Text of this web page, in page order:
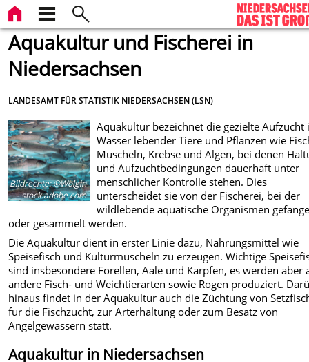
Aquakultur und Fischerei in
Niedersachsen
LANDESAMT FÜR STATISTIK NIEDERSACHSEN (LSN)
Bildrechte:©Wolgin
- stock.adobe.com
Aquakultur bezeichnet die gezielte Aufzucht
Wasser lebender Tiere und Pflanzen wie
Muscheln, Krebse und Algen, bei denen
und Aufzuchtbedingungen dauerhaft unter
menschlicher Kontrolle stehen. Dies
unterscheidet sie von der Fischerei, bei der
wildlebende aquatische Organismen
oder gesammelt werden.
Die Aquakultur dient in erster Linie dazu, Nahrungsmittel wie
Speisefisch und Kulturmuscheln zu erzeugen. Wichtige
sind insbesondere Forellen, Aale und Karpfen, es werden aber
andere Fisch- und Weichtierarten sowie Rogen produziert.
hinaus findet in der Aquakultur auch die Züchtung von
für die Fischzucht, zur Arterhaltung oder zum Besatz von
Angelgewässern statt.
Aquakultur in Niedersachsen